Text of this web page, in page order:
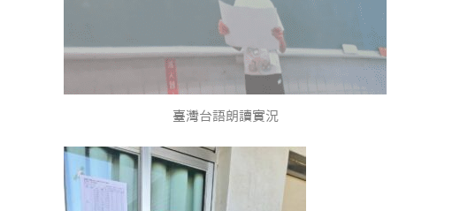
臺灣台語朗讀實況